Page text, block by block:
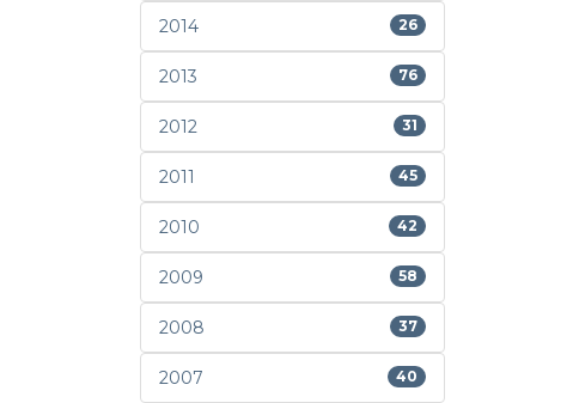
2014 26
2013 76
2012 31
2011 45
2010 42
2009 58
2008 37
2007 40